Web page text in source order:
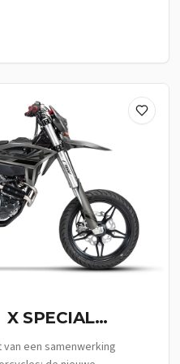
X SPECIAL
van een samenwerking